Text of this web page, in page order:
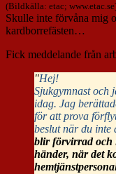
(Bildkälla: etac;
Skulle inte förvåna mig
kardborrefästen…
Fick meddelande från
"Hej!
Sjukgymnast och
idag. Jag
för att prova
beslut när du inte
blir förvirrad och
händer, när det